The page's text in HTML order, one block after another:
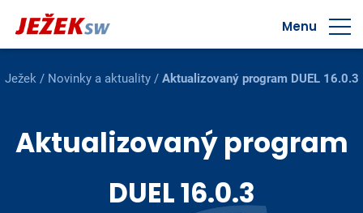
Menu
Ježek/ Novinky a aktuality/ Aktualizovaný program DUEL 16.0.3
Aktualizovaný program
DUEL 16.0.3